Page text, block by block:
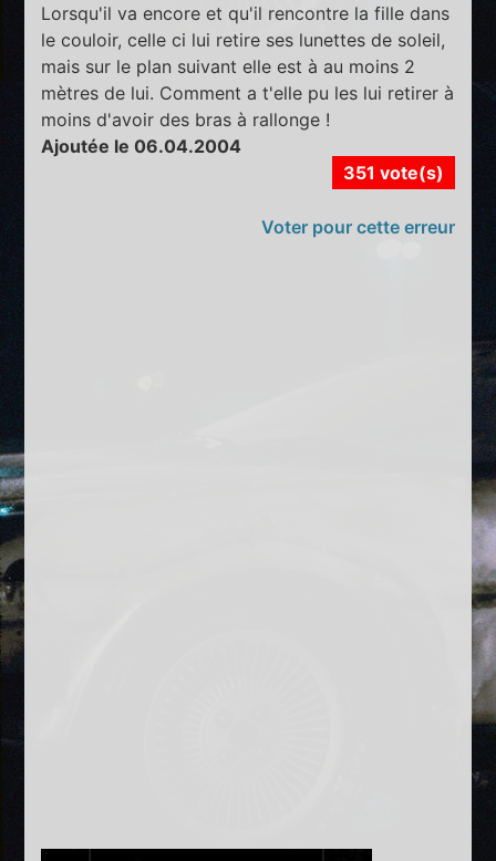
Lorsqu'il va encore et qu'il rencontre la fille dans
le couloir, celle ci lui retire ses lunettes de soleil,
mais sur le plan suivant elle est à au moins 2
mètres de lui. Comment a t'elle pu les lui retirer à
moins d'avoir des bras à rallonge !
Ajoutée le 06.04.2004
351 vote(s)
Voter pour cette erreur